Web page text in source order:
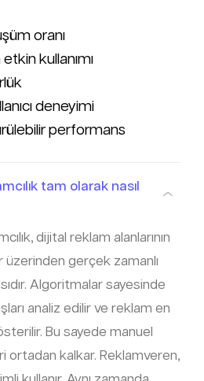
oranı
kullanımı
deneyimi
performans
tam olarak nasıl
dijital reklam alanlarının
üzerinden gerçek zamanlı
Algoritmalar sayesinde
analiz edilir ve reklam en
Bu sayede manuel
ortadan kalkar. Reklamveren,